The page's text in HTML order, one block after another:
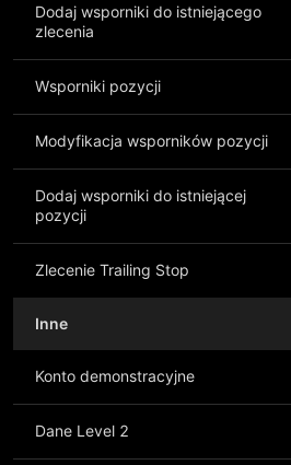
Dodaj wsporniki do istniejącego
zlecenia
Wsporniki pozycji
Modyfikacja wsporników pozycji
Dodaj wsporniki do istniejącej
pozycji
Zlecenie Trailing Stop
Inne
Konto demonstracyjne
Dane Level 2